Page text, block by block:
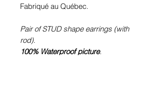
Fabriqué au Québec.
Pair of STUD shape earrings (with
rod).
100% Waterproof picture.